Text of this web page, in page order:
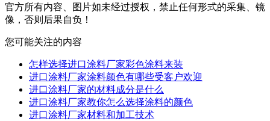
官方所有内容、图片如未经过授权，禁止任何形式的采集、镜
像，否则后果自负！
您可能关注的内容
怎样选择进口涂料厂家彩色涂料来装
进口涂料厂家涂料颜色有哪些受客户欢迎
进口涂料厂家的材料成分是什么
进口涂料厂家教你怎么选择涂料的颜色
进口涂料厂家材料和加工技术